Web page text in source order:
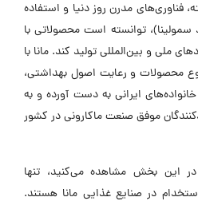
فناوری‌های مدرن روز دنیا و استفاده
سمولینا)، توانسته است محصولاتی با
ملی و بین‌المللی تولید کند. مانا با
محصولات و رعایت اصول بهداشتی،
ایرانی به دست آورده و به
موفق صنعت ماکارونی در کشور
این بخش مشاهده می‌کنید، تنها
در صنایع غذایی مانا هستند.